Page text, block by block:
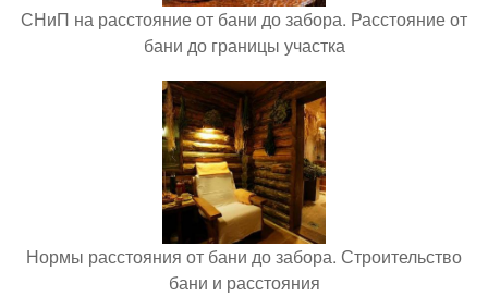
СНиП на расстояние от бани до забора. Расстояние от
бани до границы участка
Нормы расстояния от бани до забора. Строительство
бани и расстояния